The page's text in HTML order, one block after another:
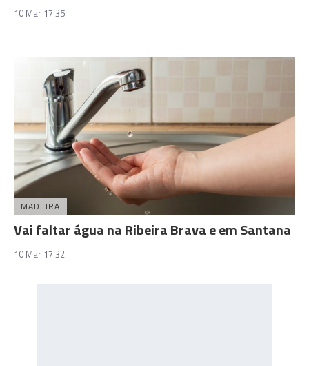
10 Mar 17:35
MADEIRA
Vai faltar água na Ribeira Brava e em Santana
10 Mar 17:32